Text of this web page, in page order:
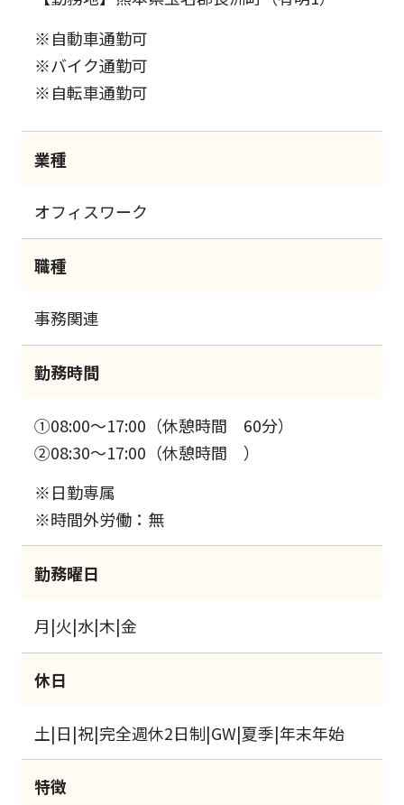
※自動車通勤可
※バイク通勤可
※自転車通勤可
業種
オフィスワーク
職種
事務関連
勤務時間
①08:00～17:00（休憩時間 60分）
②08:30～17:00（休憩時間 ）
※日勤専属
※時間外労働：無
勤務曜日
月|火|水|木|金
休日
土|日|祝|完全週休2日制|GW|夏季|年末年始
特徴